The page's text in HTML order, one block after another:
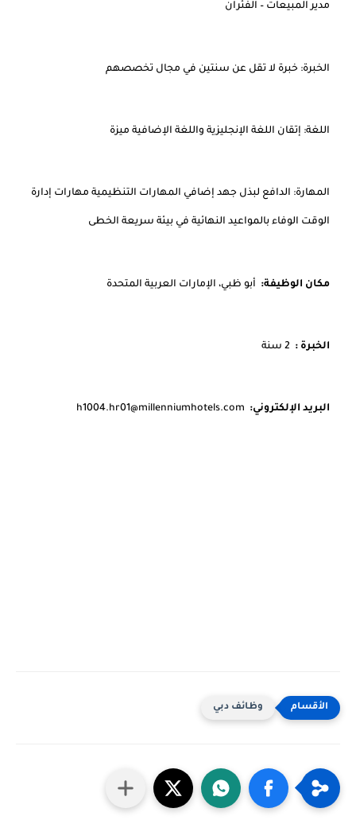
مدير المبيعات – الفئران
الخبرة: خبرة لا تقل عن سنتين في مجال تخصصهم
اللغة: إتقان اللغة الإنجليزية واللغة الإضافية ميزة
المهارة: الدافع لبذل جهد إضافي المهارات التنظيمية مهارات إدارة
الوقت الوفاء بالمواعيد النهائية في بيئة سريعة الخطى
مكان الوظيفة: أبو ظبي، الإمارات العربية المتحدة
الخبرة :
البريد الإلكتروني:
وظائف دبي